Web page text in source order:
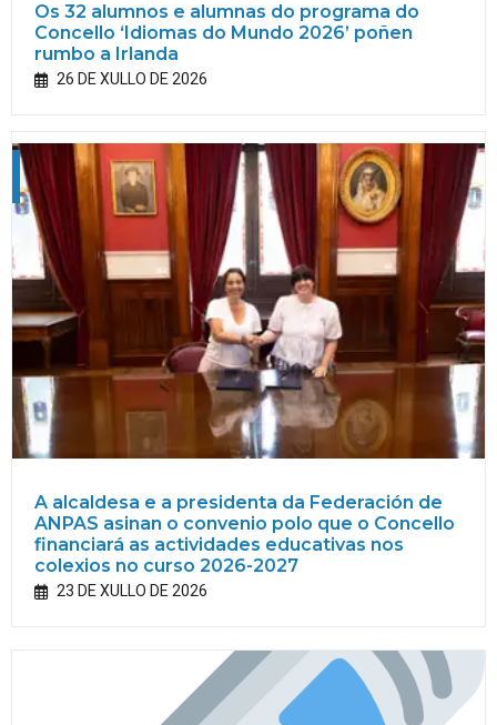
Os 32 alumnos e alumnas do programa do
Concello ‘Idiomas do Mundo 2026’ poñen
rumbo a Irlanda
26 DE XULLO DE 2026
A alcaldesa e a presidenta da Federación de
ANPAS asinan o convenio polo que o Concello
financiará as actividades educativas nos
colexios no curso 2026-2027
23 DE XULLO DE 2026